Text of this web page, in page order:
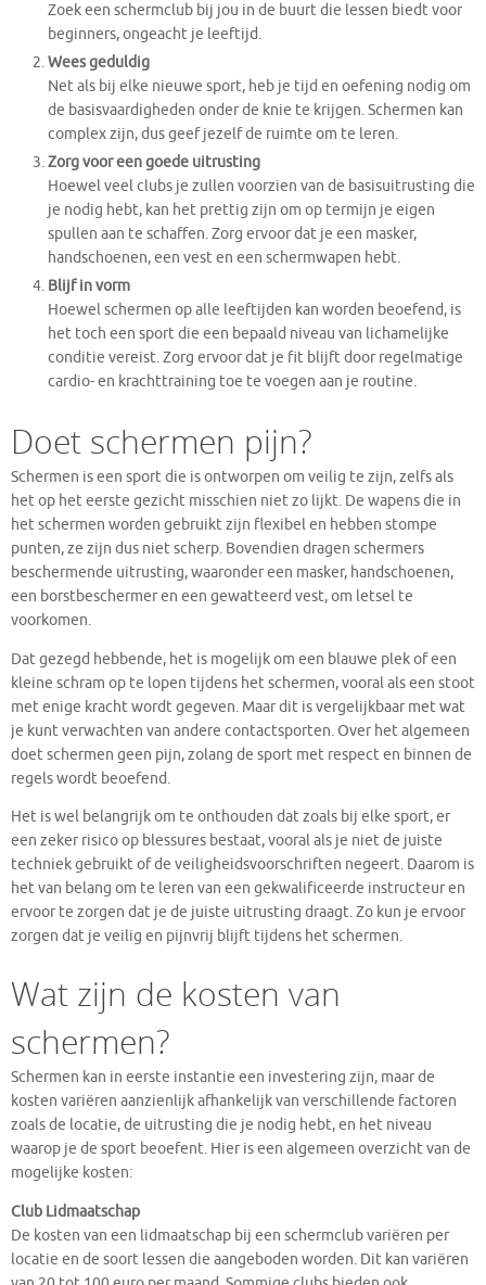
Zoek een schermclub bij jou in de buurt die lessen biedt voor
beginners, ongeacht je leeftijd.
Wees geduldig
Net als bij elke nieuwe sport, heb je tijd en oefening nodig om
de basisvaardigheden onder de knie te krijgen. Schermen kan
complex zijn, dus geef jezelf de ruimte om te leren.
Zorg voor een goede uitrusting
Hoewel veel clubs je zullen voorzien van de basisuitrusting die
je nodig hebt, kan het prettig zijn om op termijn je eigen
spullen aan te schaffen. Zorg ervoor dat je een masker,
handschoenen, een vest en een schermwapen hebt.
Blijf in vorm
Hoewel schermen op alle leeftijden kan worden beoefend, is
het toch een sport die een bepaald niveau van lichamelijke
conditie vereist. Zorg ervoor dat je fit blijft door regelmatige
cardio- en krachttraining toe te voegen aan je routine.
Doet schermen pijn?
Schermen is een sport die is ontworpen om veilig te zijn, zelfs als
het op het eerste gezicht misschien niet zo lijkt. De wapens die in
het schermen worden gebruikt zijn flexibel en hebben stompe
punten, ze zijn dus niet scherp. Bovendien dragen schermers
beschermende uitrusting, waaronder een masker, handschoenen,
een borstbeschermer en een gewatteerd vest, om letsel te
voorkomen.
Dat gezegd hebbende, het is mogelijk om een blauwe plek of een
kleine schram op te lopen tijdens het schermen, vooral als een stoot
met enige kracht wordt gegeven. Maar dit is vergelijkbaar met wat
je kunt verwachten van andere contactsporten. Over het algemeen
doet schermen geen pijn, zolang de sport met respect en binnen de
regels wordt beoefend.
Het is wel belangrijk om te onthouden dat zoals bij elke sport, er
een zeker risico op blessures bestaat, vooral als je niet de juiste
techniek gebruikt of de veiligheidsvoorschriften negeert. Daarom is
het van belang om te leren van een gekwalificeerde instructeur en
ervoor te zorgen dat je de juiste uitrusting draagt. Zo kun je ervoor
zorgen dat je veilig en pijnvrij blijft tijdens het schermen.
Wat zijn de kosten van
schermen?
Schermen kan in eerste instantie een investering zijn, maar de
kosten variëren aanzienlijk afhankelijk van verschillende factoren
zoals de locatie, de uitrusting die je nodig hebt, en het niveau
waarop je de sport beoefent. Hier is een algemeen overzicht van de
mogelijke kosten:
Club Lidmaatschap
De kosten van een lidmaatschap bij een schermclub variëren per
locatie en de soort lessen die aangeboden worden. Dit kan variëren